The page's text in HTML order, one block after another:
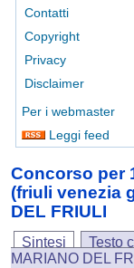
Contatti
Copyright
Privacy
Disclaimer
Per i webmaster
Leggi feed
Concorso per
(friuli venezia
DEL FRIULI
Sintesi Testo
MARIANO DEL